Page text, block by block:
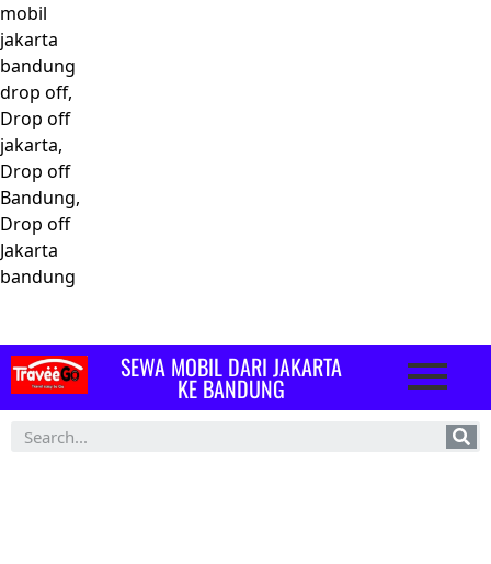
mobil
jakarta
bandung
drop off,
Drop off
jakarta,
Drop off
Bandung,
Drop off
Jakarta
bandung
SEWA MOBIL DARI JAKARTA
KE BANDUNG